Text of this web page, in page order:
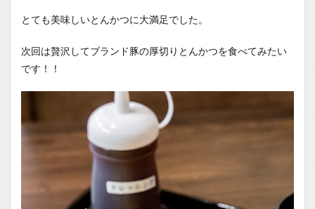
とても美味しいとんかつに大満足でした。
次回は贅沢してブランド豚の厚切りとんかつを食べてみたい
です！！